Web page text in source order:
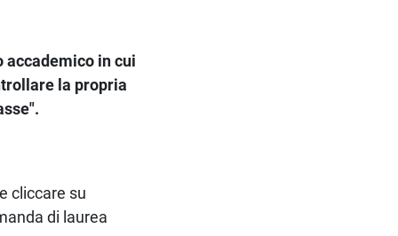
accademico in cui
la propria
cliccare su
di laurea